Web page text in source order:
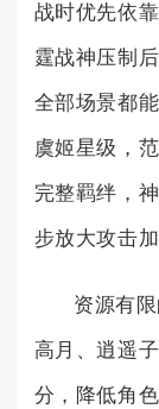
战时优先依
霆战神压制
全部场景都
虞姬星级，
完整羁绊，
步放大攻击加
资源有
高月、逍遥
分，降低角